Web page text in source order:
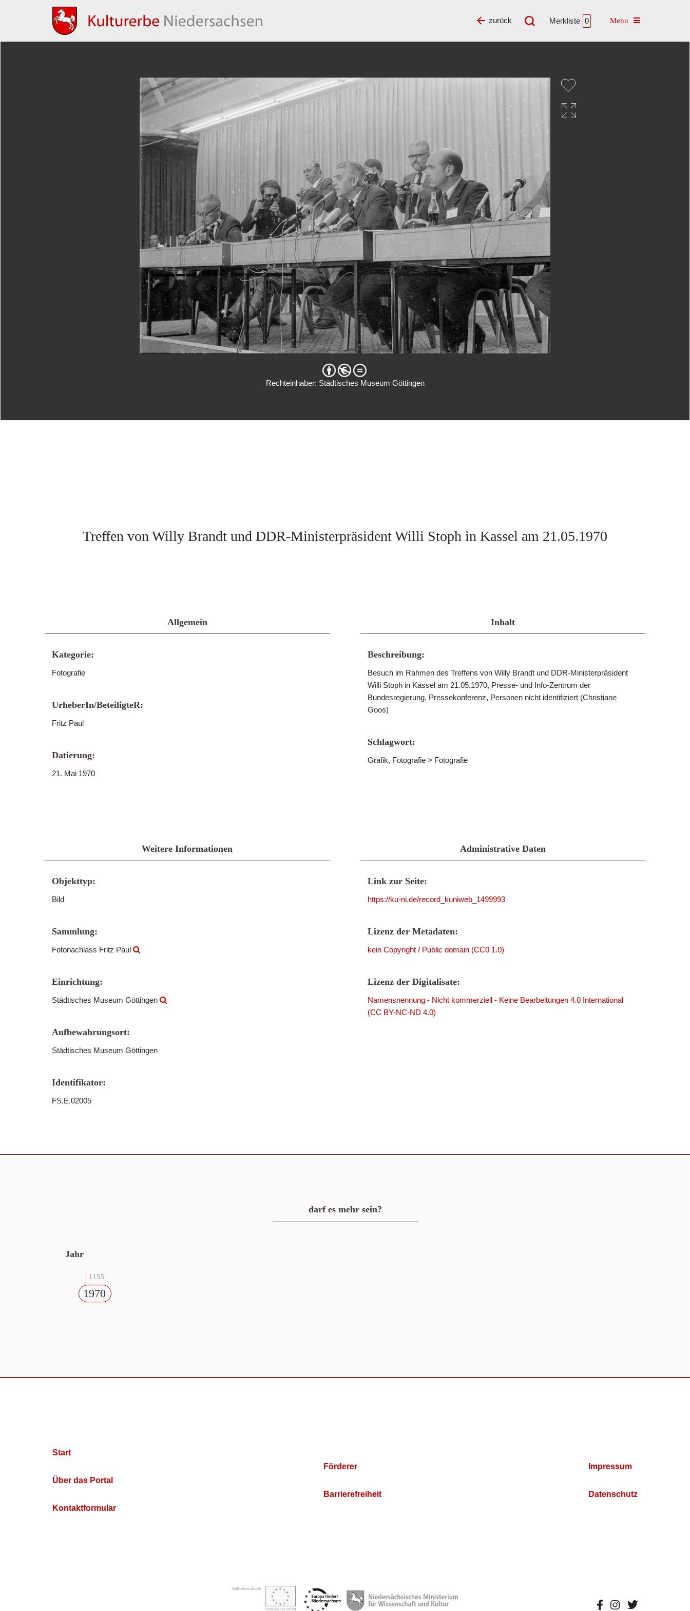
Merkliste 0 Toggle navigation
zurück
Rechteinhaber: Städtisches Museum Göttingen
Treffen von Willy Brandt und DDR-Ministerpräsident Willi Stoph in Kassel am 21.05.1970
Allgemein
Kategorie:
Fotografie
UrheberIn/BeteiligteR:
Fritz Paul
Datierung:
21. Mai 1970
Inhalt
Beschreibung:
Besuch im Rahmen des Treffens von Willy Brandt und DDR-Ministerpräsident
Willi Stoph in Kassel am 21.05.1970, Presse- und Info-Zentrum der
Bundesregierung, Pressekonferenz, Personen nicht identifiziert (Christiane
Goos)
Schlagwort:
Grafik, Fotografie > Fotografie
Weitere Informationen
Objekttyp:
Bild
Sammlung:
Fotonachlass Fritz Paul
Einrichtung:
Städtisches Museum Göttingen
Aufbewahrungsort:
Städtisches Museum Göttingen
Identifikator:
FS.E.02005
Administrative Daten
Link zur Seite:
https://ku-ni.de/record_kuniweb_1499993
Lizenz der Metadaten:
kein Copyright / Public domain (CC0 1.0)
Lizenz der Digitalisate:
Namensnennung - Nicht kommerziell - Keine Bearbeitungen 4.0 International
(CC BY-NC-ND 4.0)
darf es mehr sein?
Jahr
1155
1970
Start
Über das Portal
Kontaktformular
Förderer
Barrierefreiheit
Impressum
Datenschutz